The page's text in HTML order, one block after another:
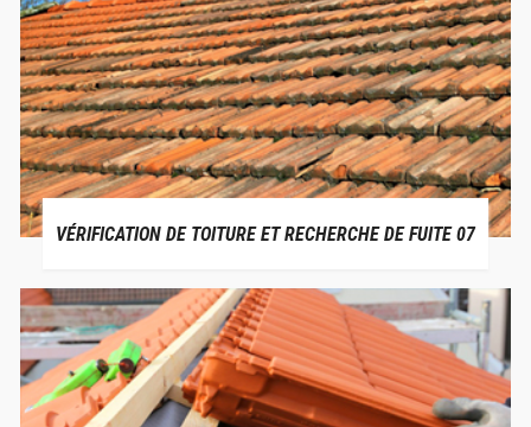
VÉRIFICATION DE TOITURE ET RECHERCHE DE FUITE 07